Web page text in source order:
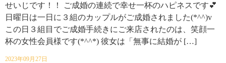
せいじです！！ ご成婚の連続で幸せ一杯のハピネスです💕
日曜日は一日に３組のカップルがご成婚されました(*^^)v
この日３組目でご成婚手続きにご来店されたのは、笑顔一
杯の女性会員様です(*^^*) 彼女は「無事に結婚が […]
2023年09月27日